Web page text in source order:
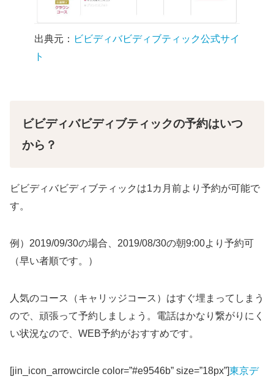
出典元： ビビディバビディブティック公式サイ
ト
ビビディバビディブティックの予約はいつ
から？
ビビディバビディブティックは1カ月前より予約が可能で
す。
例）2019/09/30の場合、2019/08/30の朝9:00より予約可
（早い者順です。）
人気のコース（キャリッジコース）はすぐ埋まってしまう
ので、頑張って予約しましょう。電話はかなり繋がりにく
い状況なので、WEB予約がおすすめです。
[jin_icon_arrowcircle color=”#e9546b” size=”18px”]東京デ